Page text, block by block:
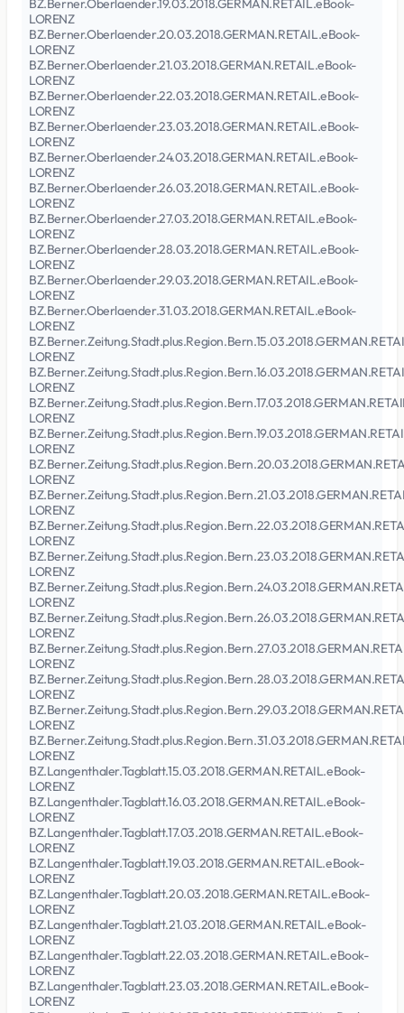
BZ.Berner.Oberlaender.19.03.2018.GERMAN.RETAIL.eBook-
LORENZ
BZ.Berner.Oberlaender.20.03.2018.GERMAN.RETAIL.eBook-
LORENZ
BZ.Berner.Oberlaender.21.03.2018.GERMAN.RETAIL.eBook-
LORENZ
BZ.Berner.Oberlaender.22.03.2018.GERMAN.RETAIL.eBook-
LORENZ
BZ.Berner.Oberlaender.23.03.2018.GERMAN.RETAIL.eBook-
LORENZ
BZ.Berner.Oberlaender.24.03.2018.GERMAN.RETAIL.eBook-
LORENZ
BZ.Berner.Oberlaender.26.03.2018.GERMAN.RETAIL.eBook-
LORENZ
BZ.Berner.Oberlaender.27.03.2018.GERMAN.RETAIL.eBook-
LORENZ
BZ.Berner.Oberlaender.28.03.2018.GERMAN.RETAIL.eBook-
LORENZ
BZ.Berner.Oberlaender.29.03.2018.GERMAN.RETAIL.eBook-
LORENZ
BZ.Berner.Oberlaender.31.03.2018.GERMAN.RETAIL.eBook-
LORENZ
LORENZ
LORENZ
LORENZ
LORENZ
LORENZ
LORENZ
LORENZ
LORENZ
LORENZ
LORENZ
LORENZ
LORENZ
LORENZ
LORENZ
BZ.Langenthaler.Tagblatt.15.03.2018.GERMAN.RETAIL.eBook-
LORENZ
BZ.Langenthaler.Tagblatt.16.03.2018.GERMAN.RETAIL.eBook-
LORENZ
BZ.Langenthaler.Tagblatt.17.03.2018.GERMAN.RETAIL.eBook-
LORENZ
BZ.Langenthaler.Tagblatt.19.03.2018.GERMAN.RETAIL.eBook-
LORENZ
BZ.Langenthaler.Tagblatt.20.03.2018.GERMAN.RETAIL.eBook-
LORENZ
BZ.Langenthaler.Tagblatt.21.03.2018.GERMAN.RETAIL.eBook-
LORENZ
BZ.Langenthaler.Tagblatt.22.03.2018.GERMAN.RETAIL.eBook-
LORENZ
BZ.Langenthaler.Tagblatt.23.03.2018.GERMAN.RETAIL.eBook-
LORENZ